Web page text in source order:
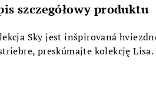
szczegółowy produktu
Sky jest inšpirovaná
preskúmajte kolekcję Lisa.